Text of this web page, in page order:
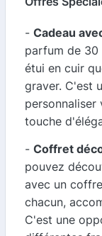
- Cadeau
parfum de 30
étui en cuir
graver. C'est
touche
- Coffret
pouvez
avec un
chacun,
C'est une